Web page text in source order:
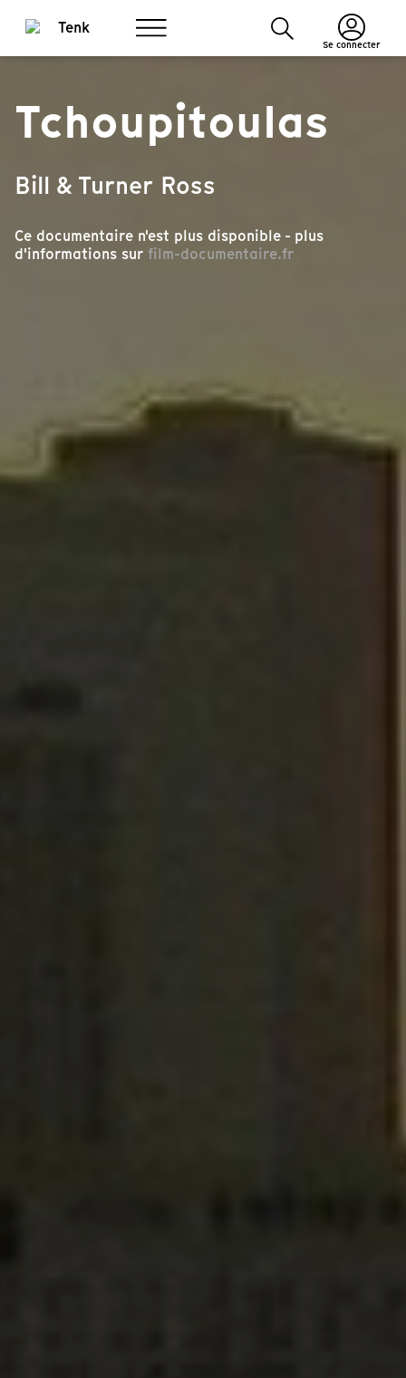
Se connecter
Tchoupitoulas
Bill & Turner Ross
Ce documentaire n'est plus disponible - plus
d'informations sur film-documentaire.fr